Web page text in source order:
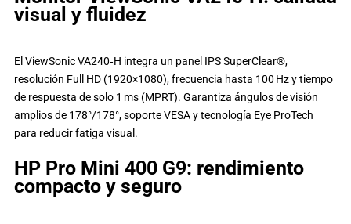
visual y fluidez
El ViewSonic VA240‑H integra un panel IPS SuperClear®,
resolución Full HD (1920×1080), frecuencia hasta 100 Hz y tiempo
de respuesta de solo 1 ms (MPRT). Garantiza ángulos de visión
amplios de 178°/178°, soporte VESA y tecnología Eye ProTech
para reducir fatiga visual.
HP Pro Mini 400 G9: rendimiento
compacto y seguro